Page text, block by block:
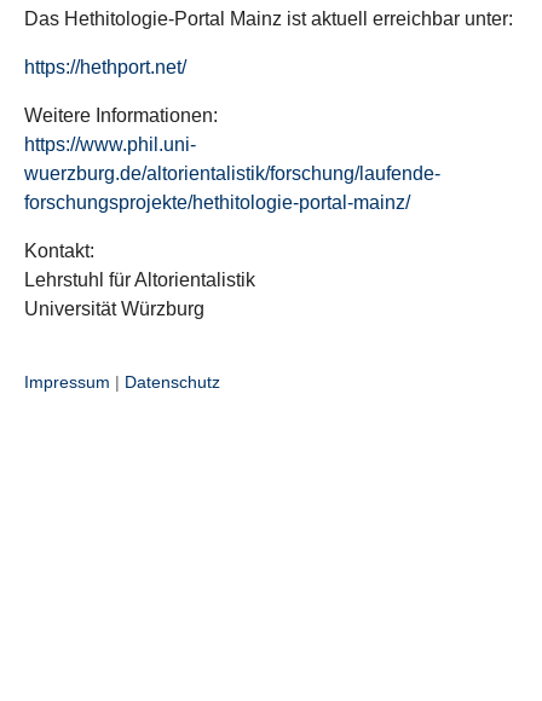
Das Hethitologie-Portal Mainz ist aktuell erreichbar unter:
https://hethport.net/
Weitere Informationen:
https://www.phil.uni-
wuerzburg.de/altorientalistik/forschung/laufende-
forschungsprojekte/hethitologie-portal-mainz/
Kontakt:
Lehrstuhl für Altorientalistik
Universität Würzburg
Impressum | Datenschutz